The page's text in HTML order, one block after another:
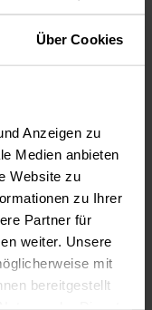
Über Cookies
Anzeigen zu
Medien anbieten
Website zu
zu Ihrer
Partner für
weiter. Unsere
mit
bereitgestellt
der Dienste
auto